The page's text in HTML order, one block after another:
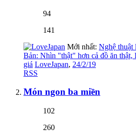
94
141
Mới nhất: Nghệ thuật
Bản: Nhìn "thật" hơn cả đồ ăn thật,
giá LoveJapan, 24/2/19
RSS
Món ngon ba miền
102
260